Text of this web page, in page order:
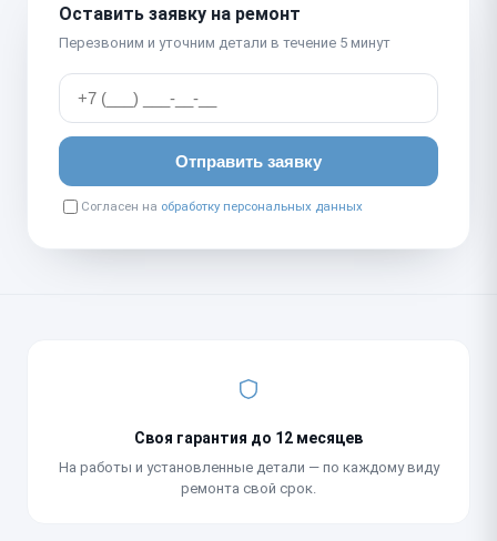
Оставить заявку на ремонт
Перезвоним и уточним детали в течение 5 минут
Отправить заявку
Согласен на обработку персональных данных
Своя гарантия до 12 месяцев
На работы и установленные детали — по каждому виду
ремонта свой срок.